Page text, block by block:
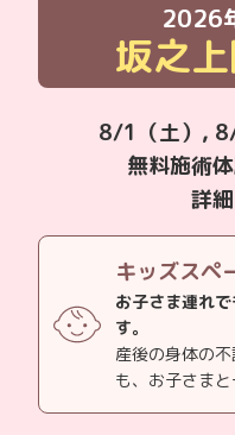
2026
坂之
8/1（土）,
無料施術
詳
キッズスペ
お子さま連れ
す。
産後の身体の
も、お子さまと